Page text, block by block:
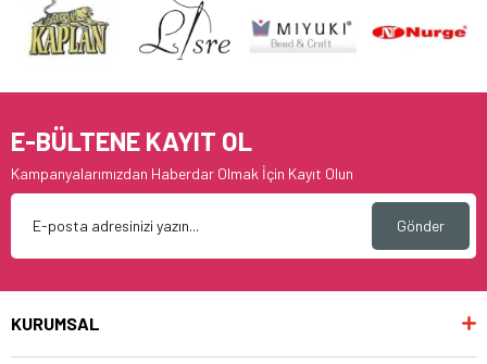
E-BÜLTENE KAYIT OL
Kampanyalarımızdan Haberdar Olmak İçin Kayıt Olun
Gönder
KURUMSAL